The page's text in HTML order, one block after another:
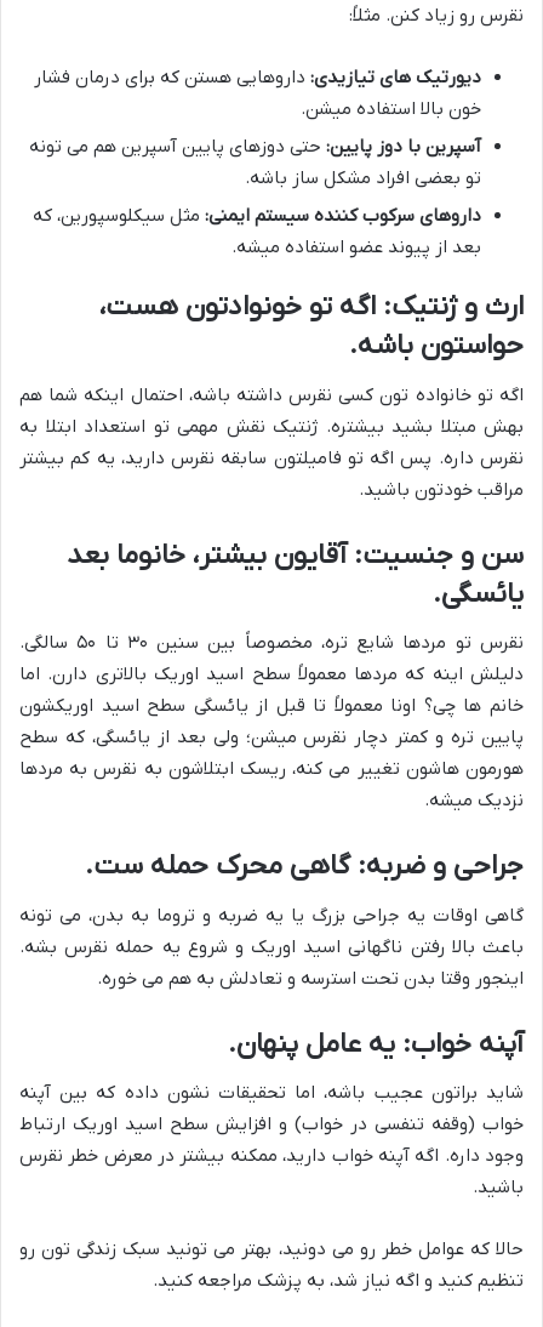
نقرس رو زیاد کنن. مثلاً:
دیورتیک های تیازیدی: داروهایی هستن که برای درمان فشار
خون بالا استفاده میشن.
آسپرین با دوز پایین: حتی دوزهای پایین آسپرین هم می تونه
تو بعضی افراد مشکل ساز باشه.
داروهای سرکوب کننده سیستم ایمنی: مثل سیکلوسپورین، که
بعد از پیوند عضو استفاده میشه.
ارث و ژنتیک: اگه تو خونوادتون هست،
حواستون باشه.
اگه تو خانواده تون کسی نقرس داشته باشه، احتمال اینکه شما هم
بهش مبتلا بشید بیشتره. ژنتیک نقش مهمی تو استعداد ابتلا به
نقرس داره. پس اگه تو فامیلتون سابقه نقرس دارید، یه کم بیشتر
مراقب خودتون باشید.
سن و جنسیت: آقایون بیشتر، خانوما بعد
یائسگی.
نقرس تو مردها شایع تره، مخصوصاً بین سنین ۳۰ تا ۵۰ سالگی.
دلیلش اینه که مردها معمولاً سطح اسید اوریک بالاتری دارن. اما
خانم ها چی؟ اونا معمولاً تا قبل از یائسگی سطح اسید اوریکشون
پایین تره و کمتر دچار نقرس میشن؛ ولی بعد از یائسگی، که سطح
هورمون هاشون تغییر می کنه، ریسک ابتلاشون به نقرس به مردها
نزدیک میشه.
جراحی و ضربه: گاهی محرک حمله ست.
گاهی اوقات یه جراحی بزرگ یا یه ضربه و تروما به بدن، می تونه
باعث بالا رفتن ناگهانی اسید اوریک و شروع یه حمله نقرس بشه.
اینجور وقتا بدن تحت استرسه و تعادلش به هم می خوره.
آپنه خواب: یه عامل پنهان.
شاید براتون عجیب باشه، اما تحقیقات نشون داده که بین آپنه
خواب (وقفه تنفسی در خواب) و افزایش سطح اسید اوریک ارتباط
وجود داره. اگه آپنه خواب دارید، ممکنه بیشتر در معرض خطر نقرس
باشید.
حالا که عوامل خطر رو می دونید، بهتر می تونید سبک زندگی تون رو
تنظیم کنید و اگه نیاز شد، به پزشک مراجعه کنید.